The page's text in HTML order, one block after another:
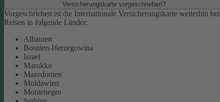
Versicherungskarte vorgeschrieben?
Vorgeschrieben ist die Internationale Versicherungskarte weiterhin bei
Reisen in folgende Länder:
Albanien
Bosnien-Herzegowina
Israel
Marokko
Mazedonien
Moldawien
Montenegro